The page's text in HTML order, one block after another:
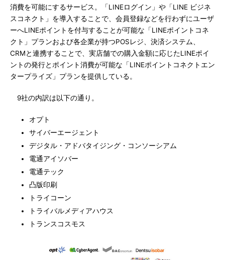
消費を可能にするサービス。「LINEログイン」や「LINE ビジネ
スコネクト」を導入することで、会員登録などを行わずにユーザ
ーへLINEポイントを付与することが可能な「LINEポイントコネ
クト」プランおよび各企業が持つPOSレジ、決済システム、
CRMと連携することで、実店舗での購入金額に応じたLINEポイ
ントの発行とポイント消費が可能な「LINEポイントコネクトエン
タープライズ」プランを提供している。
9社の内訳は以下の通り。
オプト
サイバーエージェント
デジタル・アドバタイジング・コンソーシアム
電通アイソバー
電通テック
凸版印刷
トライコーン
トライバルメディアハウス
トランスコスモス